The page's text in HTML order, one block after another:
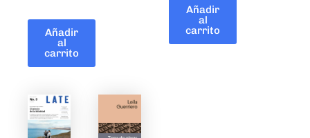
Añadir
al
carrito
Añadir
al
carrito